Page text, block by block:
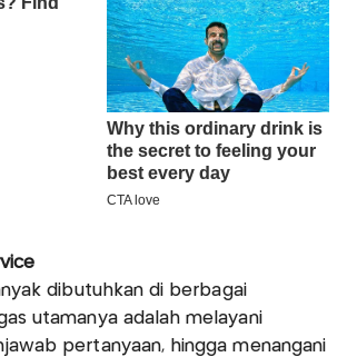
dibutuhkan di berbagai
utamanya adalah melayani
pertanyaan, hingga menangani